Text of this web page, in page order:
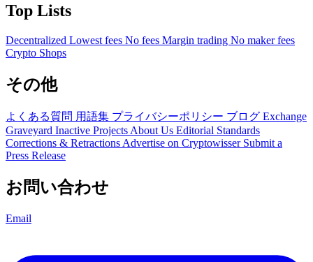
Top Lists
Decentralized Lowest fees No fees Margin trading No maker fees
Crypto Shops
その他
よくある質問 用語集 プライバシーポリシー ブログ Exchange
Graveyard Inactive Projects About Us Editorial Standards
Corrections & Retractions Advertise on Cryptowisser Submit a
Press Release
お問い合わせ
Email